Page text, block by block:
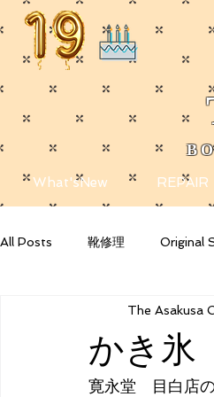
​
What'sNew REPAIR
All Posts 靴修理 Original
Your
かき氷
The Asakusa
寛永堂　目白店